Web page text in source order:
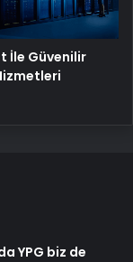
İle Güvenilir
YPG biz de